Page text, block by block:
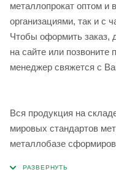
металлопрокат оптом и
организациями, так и с
Чтобы оформить заказ,
на сайте или
менеджер свяжется с
Вся продукция на
мировых стандартов
металлобазе